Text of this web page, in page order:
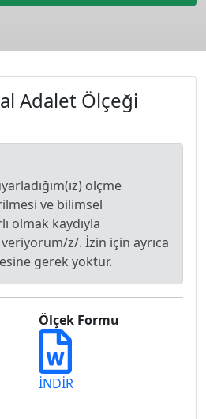
Adalet Ölçeği
ölçme
ve bilimsel
olmak kaydıyla
z/. İzin için ayrıca
gerek yoktur.
Ölçek Formu
İNDİR